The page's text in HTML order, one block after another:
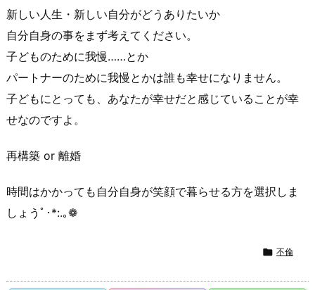
新しい人生・新しい自分がどうありたいか
自分自身の事をまず考えてください。
子どものために我慢……とか
パートナーのために我慢とかは誰も幸せになりません。
子どもにとっても、あなたが幸せだと感じていることが幸
せなのですよ。
再構築 or 離婚
時間はかかっても自分自身が笑顔で暮らせる方を選択しま
しょうﾟ･*:.｡❁
 不倫